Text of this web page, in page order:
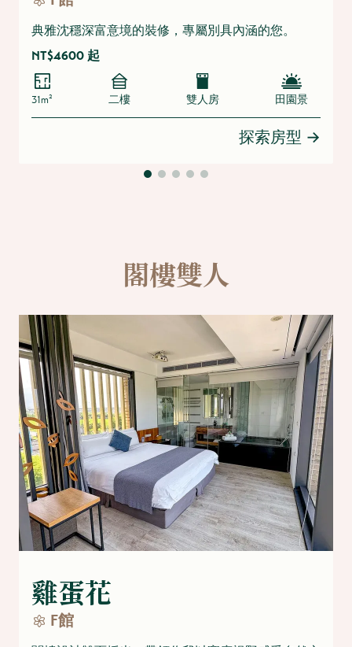
典雅沈穩深富意境的裝修，專屬別具內涵的您。
NT$4600 起
31m² 二樓 雙人房 田園景
探索房型 →
閣樓雙人
雞蛋花
F館